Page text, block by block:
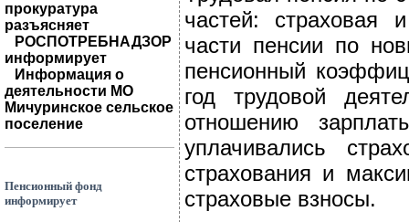
прокуратура
разъясняет
РОСПОТРЕБНАДЗОР
информирует
Информация о
деятельности МО
Мичуринское сельское
поселение
Пенсионный фонд
информирует
частей: страховая
части пенсии по
пенсионный
год трудовой
отношению
уплачивались
страхования и
страховые взносы.